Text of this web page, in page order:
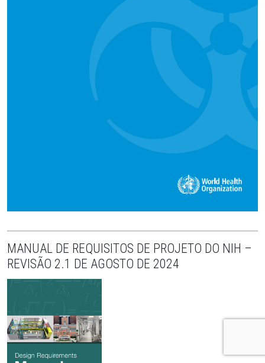
MANUAL DE REQUISITOS DE PROJETO DO NIH –
REVISÃO 2.1 DE AGOSTO DE 2024